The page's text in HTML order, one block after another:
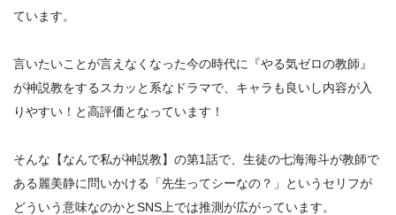
ています。
言いたいことが言えなくなった今の時代に『やる気ゼロの教師』
が神説教をするスカッと系なドラマで、キャラも良いし内容が入
りやすい！と高評価となっています！
そんな 【なんで私が神説教】の第1話で、生徒の七海海斗が教師で
ある麗美静に問いかける「先生ってシーなの？」というセリフが
どういう意味なのかとSNS上では推測が広がっています。